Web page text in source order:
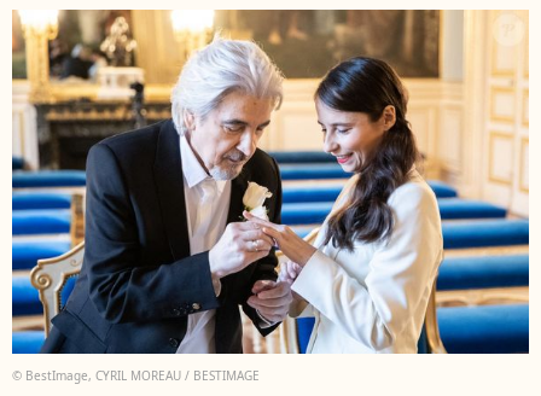
© BestImage, CYRIL MOREAU / BESTIMAGE